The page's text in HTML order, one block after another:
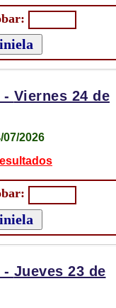
- Viernes 24 de
2026
- Jueves 23 de